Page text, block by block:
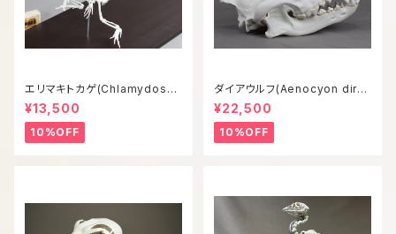
エリマキトカゲ(Chlamydosau
rus kingii) 等倍全身骨格模型
¥13,500
10%OFF
ダイアウルフ(Aenocyon diru
s) 復元等倍頭骨模型
¥22,500
10%OFF